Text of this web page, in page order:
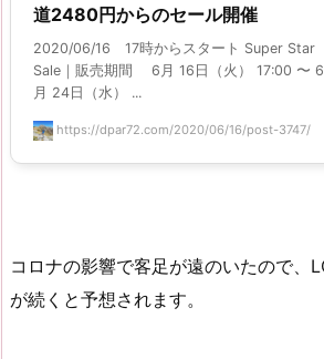
道2480円からのセール開催
2020/06/16 17時からスタート Super Star
Sale｜販売期間 6月 16日（火） 17:00 〜 6
月 24日（水） ...
https://dpar72.com/2020/06/16/post-3747/
コロナの影響で客足が遠のいたので、
が続くと予想されます。